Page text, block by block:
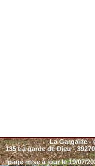
La Gargaille -
135 La garde de Dieu -
page mise à jour le 19/07/